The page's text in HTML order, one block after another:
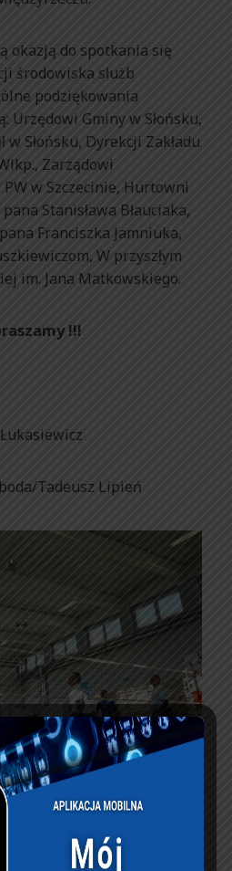
okazją do spotkania się
środowiska służb
podziękowania
Urzędowi Gminy w Słońsku,
w Słońsku, Dyrekcji Zakładu
Zarządowi
w Szczecinie, Hurtowni
Stanisława Błauciaka,
Franciszka Jamniuka,
W przyszłym
im. Jana Matkowskiego.
!!!
Tadeusz Lipień